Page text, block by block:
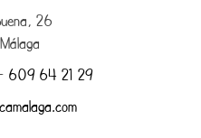
26
– 609 64 21 29